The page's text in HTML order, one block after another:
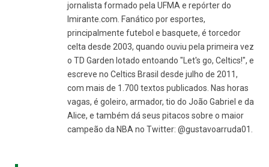
jornalista formado pela UFMA e repórter do
Imirante.com. Fanático por esportes,
principalmente futebol e basquete, é torcedor
celta desde 2003, quando ouviu pela primeira vez
o TD Garden lotado entoando "Let's go, Celtics!", e
escreve no Celtics Brasil desde julho de 2011,
com mais de 1.700 textos publicados. Nas horas
vagas, é goleiro, armador, tio do João Gabriel e da
Alice, e também dá seus pitacos sobre o maior
campeão da NBA no Twitter: @gustavoarruda01.